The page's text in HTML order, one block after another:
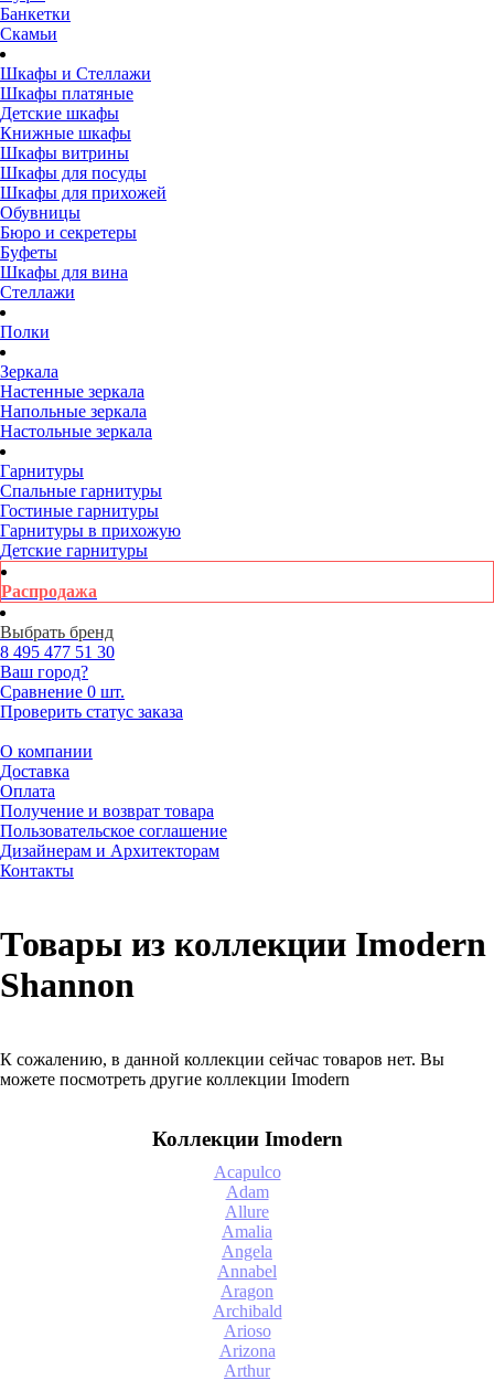
Банкетки
Скамьи
Шкафы и Стеллажи
Шкафы платяные
Детские шкафы
Книжные шкафы
Шкафы витрины
Шкафы для посуды
Шкафы для прихожей
Обувницы
Бюро и секретеры
Буфеты
Шкафы для вина
Стеллажи
Полки
Зеркала
Настенные зеркала
Напольные зеркала
Настольные зеркала
Гарнитуры
Спальные гарнитуры
Гостиные гарнитуры
Гарнитуры в прихожую
Детские гарнитуры
Распродажа
Выбрать бренд
8 495 477 51 30
Ваш город?
Сравнение 0 шт.
Проверить статус заказа
О компании
Доставка
Оплата
Получение и возврат товара
Пользовательское соглашение
Дизайнерам и Архитекторам
Контакты
Товары из коллекции Imodern
Shannon
К сожалению, в данной коллекции сейчас товаров нет. Вы
можете посмотреть другие коллекции Imodern
Коллекции Imodern
Acapulco
Adam
Allure
Amalia
Angela
Annabel
Aragon
Archibald
Arioso
Arizona
Arthur